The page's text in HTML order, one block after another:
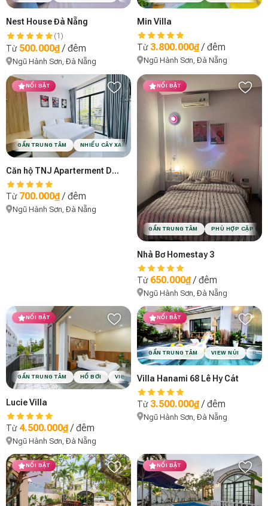
Nest House Đà Nẵng
(1)
Từ 500.000₫/ đêm
Ngũ Hành Sơn, Đà Nẵng
Min Villa
Từ 3.800.000₫/ đêm
Ngũ Hành Sơn, Đà Nẵng
NỔI BẬT
GẦN TRUNG TÂM NHIỀU CÂY XANH PHÙ HỢP NHÓM
Căn hộ TNJ Aparterment Danang
Từ 700.000₫/ đêm
Ngũ Hành Sơn, Đà Nẵng
NỔI BẬT
GẦN TRUNG TÂM PHÙ HỢP CẶP ĐÔI
Nhà Bơ Homestay 3
Từ 650.000₫/ đêm
Ngũ Hành Sơn, Đà Nẵng
NỔI BẬT
GẦN TRUNG TÂM HỒ BƠI VIBE TROPICAL
Lucie Villa
Từ 4.500.000₫/ đêm
Ngũ Hành Sơn, Đà Nẵng
NỔI BẬT
GẦN TRUNG TÂM VIEW NÚI PHÙ
Villa Hanami 68 Lê Hy Cát
Từ 3.500.000₫/ đêm
Ngũ Hành Sơn, Đà Nẵng
NỔI BẬT NỔI BẬT